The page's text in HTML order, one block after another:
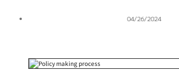
投
04/26/2024